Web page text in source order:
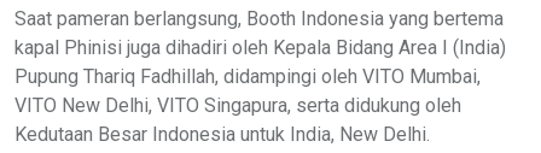
Saat pameran berlangsung, Booth Indonesia yang bertema
kapal Phinisi juga dihadiri oleh Kepala Bidang Area I (India)
Pupung Thariq Fadhillah, didampingi oleh VITO Mumbai,
VITO New Delhi, VITO Singapura, serta didukung oleh
Kedutaan Besar Indonesia untuk India, New Delhi.